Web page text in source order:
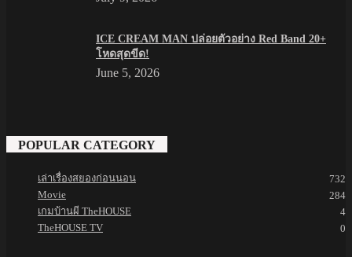
ICE CREAM MAN ปล่อยตัวอย่าง Red Band 20+
โหดสุดขีด!
June 5, 2026
POPULAR CATEGORY
เล่าเรื่องสยองก่อนนอน
732
Movie
284
เกมบ้านผี TheHOUSE
4
TheHOUSE TV
0